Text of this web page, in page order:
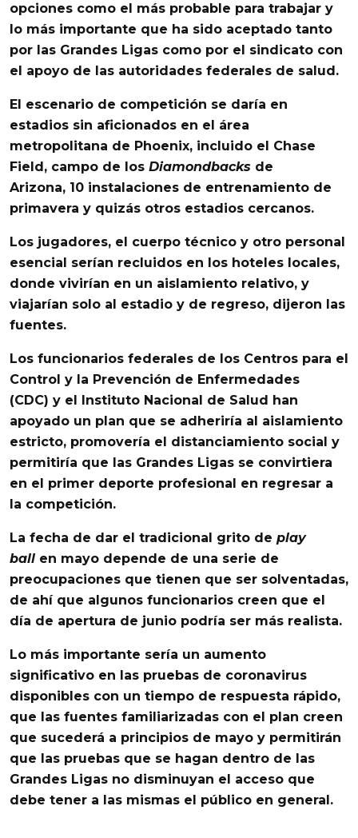
opciones como el más probable para trabajar y
lo más importante que ha sido aceptado tanto
por las Grandes Ligas como por el sindicato con
el apoyo de las autoridades federales de salud.
El escenario de competición se daría en
estadios sin aficionados en el área
metropolitana de Phoenix, incluido el Chase
Field, campo de los Diamondbacks de
Arizona, 10 instalaciones de entrenamiento de
primavera y quizás otros estadios cercanos.
Los jugadores, el cuerpo técnico y otro personal
esencial serían recluidos en los hoteles locales,
donde vivirían en un aislamiento relativo, y
viajarían solo al estadio y de regreso, dijeron las
fuentes.
Los funcionarios federales de los Centros para el
Control y la Prevención de Enfermedades
(CDC) y el Instituto Nacional de Salud han
apoyado un plan que se adheriría al aislamiento
estricto, promovería el distanciamiento social y
permitiría que las Grandes Ligas se convirtiera
en el primer deporte profesional en regresar a
la competición.
La fecha de dar el tradicional grito de play
ball en mayo depende de una serie de
preocupaciones que tienen que ser solventadas,
de ahí que algunos funcionarios creen que el
día de apertura de junio podría ser más realista.
Lo más importante sería un aumento
significativo en las pruebas de coronavirus
disponibles con un tiempo de respuesta rápido,
que las fuentes familiarizadas con el plan creen
que sucederá a principios de mayo y permitirán
que las pruebas que se hagan dentro de las
Grandes Ligas no disminuyan el acceso que
debe tener a las mismas el público en general.